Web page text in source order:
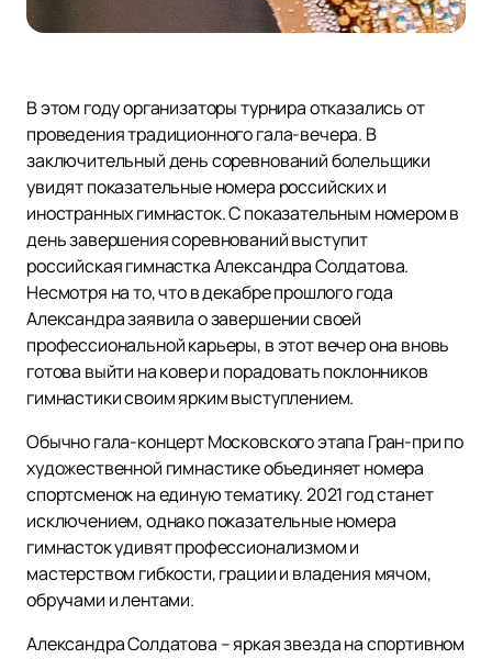
В этом году организаторы турнира отказались от
проведения традиционного гала-вечера. В
заключительный день соревнований болельщики
увидят показательные номера российских и
иностранных гимнасток. С показательным номером в
день завершения соревнований выступит
российская гимнастка Александра Солдатова.
Несмотря на то, что в декабре прошлого года
Александра заявила о завершении своей
профессиональной карьеры, в этот вечер она вновь
готова выйти на ковер и порадовать поклонников
гимнастики своим ярким выступлением.
Обычно гала-концерт Московского этапа Гран-при по
художественной гимнастике объединяет номера
спортсменок на единую тематику. 2021 год станет
исключением, однако показательные номера
гимнасток удивят профессионализмом и
мастерством гибкости, грации и владения мячом,
обручами и лентами.
Александра Солдатова – яркая звезда на спортивном